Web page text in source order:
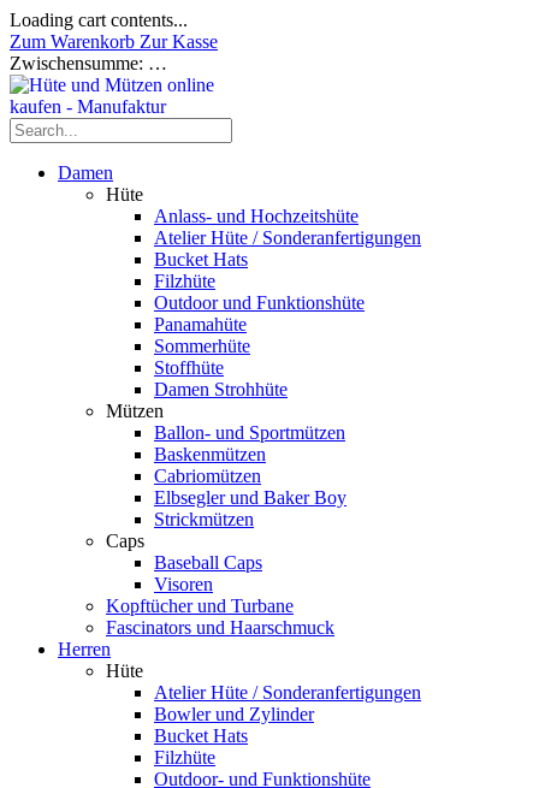
Loading cart contents...
Zum Warenkorb Zur Kasse
Zwischensumme: …
Damen
Hüte
Anlass- und Hochzeitshüte
Atelier Hüte / Sonderanfertigungen
Bucket Hats
Filzhüte
Outdoor und Funktionshüte
Panamahüte
Sommerhüte
Stoffhüte
Damen Strohhüte
Mützen
Ballon- und Sportmützen
Baskenmützen
Cabriomützen
Elbsegler und Baker Boy
Strickmützen
Caps
Baseball Caps
Visoren
Kopftücher und Turbane
Fascinators und Haarschmuck
Herren
Hüte
Atelier Hüte / Sonderanfertigungen
Bowler und Zylinder
Bucket Hats
Filzhüte
Outdoor- und Funktionshüte